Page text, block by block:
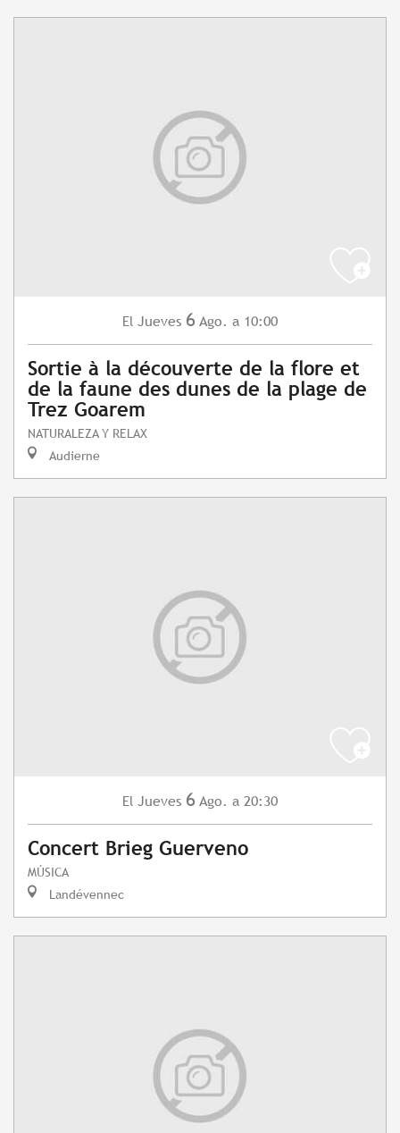
El Jueves 6 Ago. a 10:00
Sortie à la découverte de la flore et
de la faune des dunes de la plage de
Trez Goarem
NATURALEZA Y RELAX
Audierne
El Jueves 6 Ago. a 20:30
Concert Brieg Guerveno
MÚSICA
Landévennec